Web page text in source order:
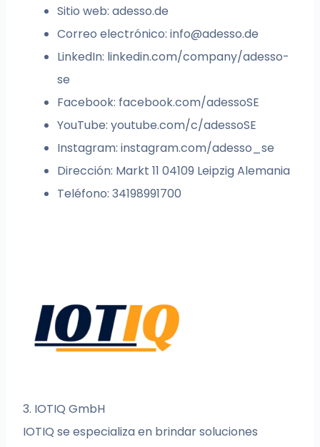
Sitio web: adesso.de
Correo electrónico:info@adesso.de
LinkedIn: linkedin.com/company/adesso-
se
Facebook: facebook.com/adessoSE
YouTube: youtube.com/c/adessoSE
Instagram: instagram.com/adesso_se
Dirección: Markt 11 04109 Leipzig Alemania
Teléfono: 34198991700
3. IOTIQ GmbH
IOTIQ se especializa en brindar soluciones